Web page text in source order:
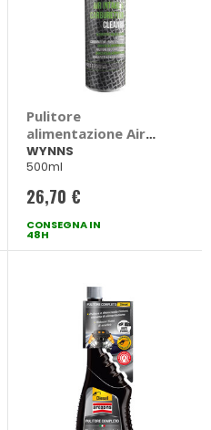
Pulitore
alimentazione Air
Intake and
Carburettor
Cleaner - WYNNS
WYNNS
500ml
26,70 €
CONSEGNA IN
48H